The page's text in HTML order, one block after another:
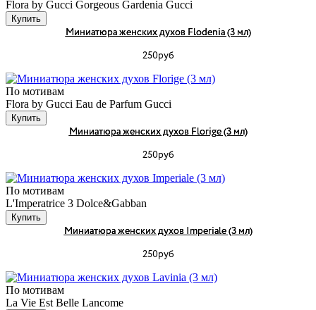
Flora by Gucci Gorgeous Gardenia Gucci
Купить
Миниатюра женских духов Flodenia (3 мл)
250руб
По мотивам
Flora by Gucci Eau de Parfum Gucci
Купить
Миниатюра женских духов Florige (3 мл)
250руб
По мотивам
L'Imperatrice 3 Dolce&Gabban
Купить
Миниатюра женских духов Imperiale (3 мл)
250руб
По мотивам
La Vie Est Belle Lancome